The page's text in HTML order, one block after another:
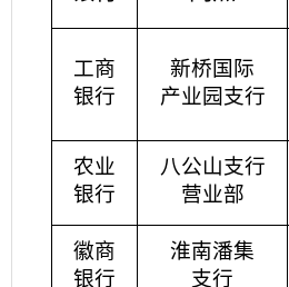
工商
银行
新桥国际
产业园支行
农业
银行
八公山支行
营业部
徽商
银行
淮南潘集
支行